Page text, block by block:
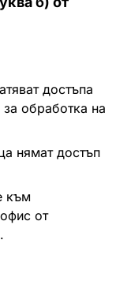
достъпа
обработка на
нямат достъп
към
от